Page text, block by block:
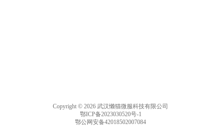
Copyright © 2026 武汉懒猫微服科技有限公司
鄂ICP备2023030520号-1
鄂公网安备42018502007084